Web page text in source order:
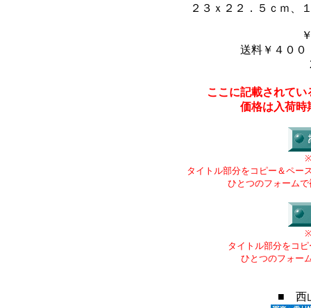
２３ｘ２２．５ｃｍ、
送料￥４００
ここに記載されて
価格は入荷時
タイトル部分をコピー＆ペー
ひとつのフォーム
タイトル部分をコ
ひとつのフォー
■ 西